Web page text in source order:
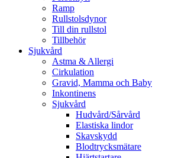
Ramp
Rullstolsdynor
Till din rullstol
Tillbehör
Sjukvård
Astma & Allergi
Cirkulation
Gravid, Mamma och Baby
Inkontinens
Sjukvård
Hudvård/Sårvård
Elastiska lindor
Skavskydd
Blodtrycksmätare